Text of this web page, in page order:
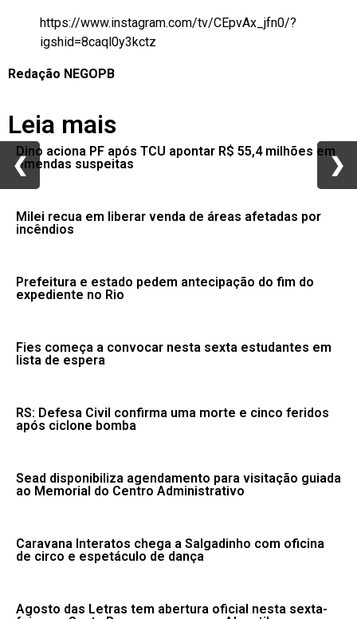
https://www.instagram.com/tv/CEpvAx_jfn0/?
igshid=8caql0y3kctz
Redação NEGOPB
Leia mais
Dino aciona PF após TCU apontar R$ 55,4 milhões em
emendas suspeitas
Milei recua em liberar venda de áreas afetadas por
incêndios
Prefeitura e estado pedem antecipação do fim do
expediente no Rio
Fies começa a convocar nesta sexta estudantes em
lista de espera
RS: Defesa Civil confirma uma morte e cinco feridos
após ciclone bomba
Sead disponibiliza agendamento para visitação guiada
ao Memorial do Centro Administrativo
Caravana Interatos chega a Salgadinho com oficina
de circo e espetáculo de dança
Agosto das Letras tem abertura oficial nesta sexta-
❮ ❯
❮ ❯